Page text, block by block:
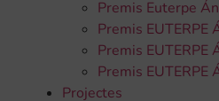
Premis Euterpe
Premis
Premis
Premis
Projectes